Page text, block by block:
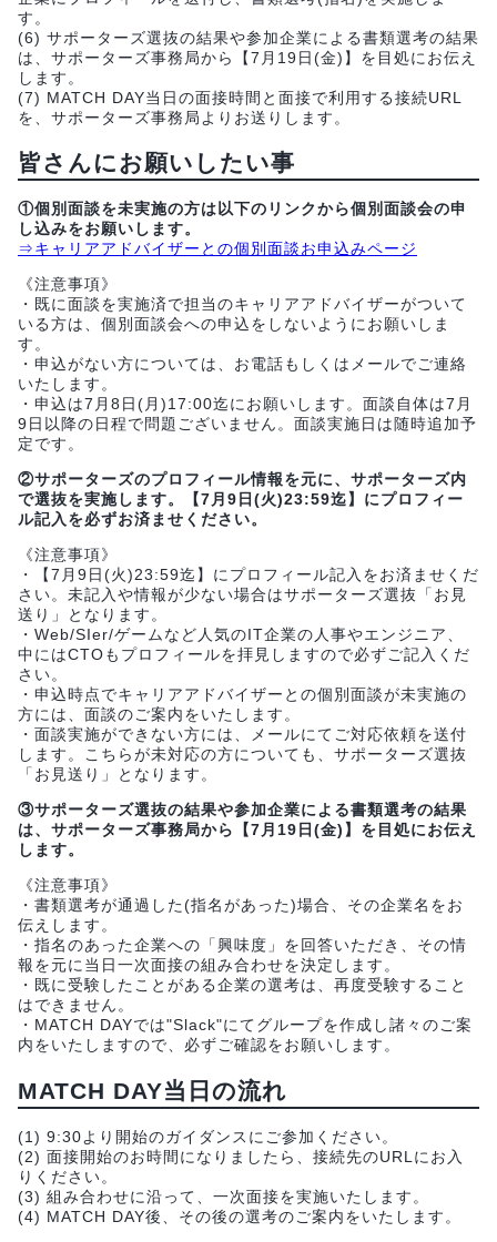
す。
(6) サポーターズ選抜の結果や参加企業による書類選考の結果
は、サポーターズ事務局から【7月19日(金)】を目処にお伝え
します。
(7) MATCH DAY当日の面接時間と面接で利用する接続URL
を、サポーターズ事務局よりお送りします。
皆さんにお願いしたい事
①個別面談を未実施の方は以下のリンクから個別面談会の申
し込みをお願いします。
⇒キャリアアドバイザーとの個別面談お申込みページ
《注意事項》
・既に面談を実施済で担当のキャリアアドバイザーがついて
いる方は、個別面談会への申込をしないようにお願いしま
す。
・申込がない方については、お電話もしくはメールでご連絡
いたします。
・申込は7月8日(月)17:00迄にお願いします。面談自体は7月
9日以降の日程で問題ございません。面談実施日は随時追加予
定です。
②サポーターズのプロフィール情報を元に、サポーターズ内
で選抜を実施します。【7月9日(火)23:59迄】にプロフィー
ル記入を必ずお済ませください。
《注意事項》
・【7月9日(火)23:59迄】にプロフィール記入をお済ませくだ
さい。未記入や情報が少ない場合はサポーターズ選抜「お見
送り」となります。
・Web/SIer/ゲームなど人気のIT企業の人事やエンジニア、
中にはCTOもプロフィールを拝見しますので必ずご記入くだ
さい。
・申込時点でキャリアアドバイザーとの個別面談が未実施の
方には、面談のご案内をいたします。
・面談実施ができない方には、メールにてご対応依頼を送付
します。こちらが未対応の方についても、サポーターズ選抜
「お見送り」となります。
③サポーターズ選抜の結果や参加企業による書類選考の結果
は、サポーターズ事務局から【7月19日(金)】を目処にお伝え
します。
《注意事項》
・書類選考が通過した(指名があった)場合、その企業名をお
伝えします。
・指名のあった企業への「興味度」を回答いただき、その情
報を元に当日一次面接の組み合わせを決定します。
・既に受験したことがある企業の選考は、再度受験すること
はできません。
・MATCH DAYでは"Slack"にてグループを作成し諸々のご案
内をいたしますので、必ずご確認をお願いします。
MATCH DAY当日の流れ
(1) 9:30より開始のガイダンスにご参加ください。
(2) 面接開始のお時間になりましたら、接続先のURLにお入
りください。
(3) 組み合わせに沿って、一次面接を実施いたします。
(4) MATCH DAY後、その後の選考のご案内をいたします。